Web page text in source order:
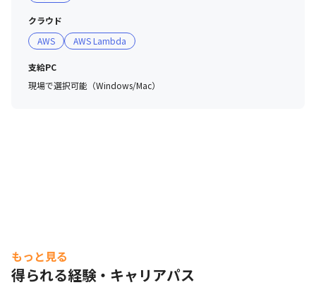
クラウド
AWS
AWS Lambda
支給PC
現場で選択可能（Windows/Mac）
もっと見る
得られる経験・キャリアパス